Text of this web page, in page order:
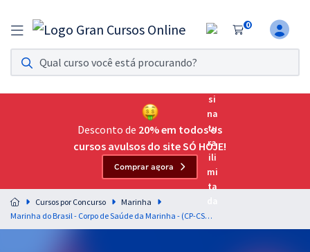
0
Assinatura Ilimitada 11
Acesso a todos os cursos. Teste grátis por 7 dias!
Assinatura OAB Até Passar
Acesso ilimitado a toda preparação para o Exame da
Residências Multiprofissionais
Preparação completa e intensiva para as principais
residências em saúde do Brasil
Desconto de 20% em todos os
cursos avulsos do site SÓ HOJE!
Comprar agora
Cursos por Concurso
Marinha
Marinha do Brasil - Corpo de Saúde da Marinha - (CP-CSM-S) - Curso de Resolução de Questões para os Cargos de Cirurgião Dentista (Pós-edital)